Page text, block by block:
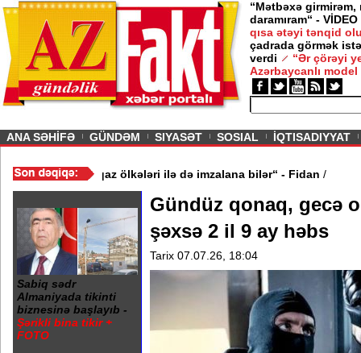
“Mətbəxə girmirəm,
daramıram“ - VİDEO
qısa ətəyi tənqid
çadrada görmək
verdi
“Ər çörəyi
Azərbaycanlı model
ANA SƏHİFƏ GÜNDƏM SIYASƏT SOSIAL İQTISADIYYAT
oxşar anlaşma Qafqaz ölkələri ilə də imzalana bilər“ - Fidan
Sabiq sədr
Almaniyada tikinti
biznesinə başlayıb -
Şərikli bina tikir +
FOTO
Gündüz qonaq, gecə
şəxsə 2 il 9 ay həbs
Tarix 07.07.26, 18:04